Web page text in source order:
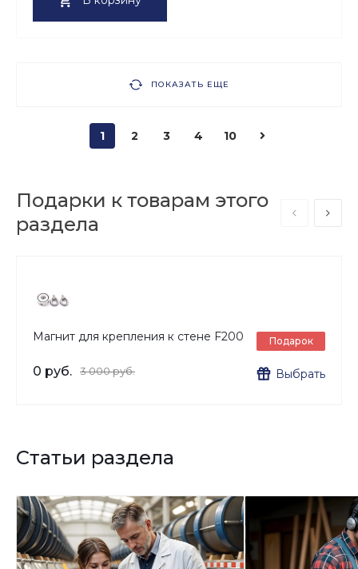
ПОКАЗАТЬ ЕЩЕ
1 2 3 4 10
Подарки к товарам этого
раздела
Магнит для крепления к стене F200
0 руб. 3 000 руб.
Подарок
Выбрать
Статьи раздела